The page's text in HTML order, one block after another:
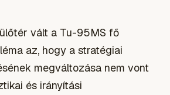
vált a Tu-95MS fő
az, hogy a stratégiai
megváltozása nem vont
és irányítási